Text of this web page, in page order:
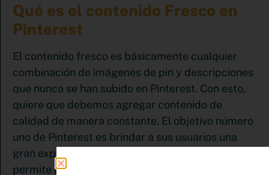
Qué es el contenido Fresco en
Pinterest
El contenido fresco es básicamente cualquier
combinación de imágenes de pin y descripciones
que nunca se han subido en Pinterest. Con esto,
quiere que debemos agregar contenido de
calidad de manera constante. El objetivo número
uno de Pinterest es brindar a sus usuarios una
gran experiencia y este cambio de algoritmo
permite al usuario interactuar con un contenido